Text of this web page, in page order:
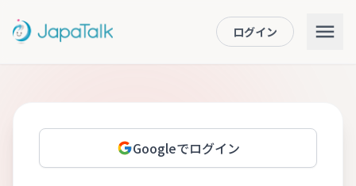
ログイン
Googleでログイン